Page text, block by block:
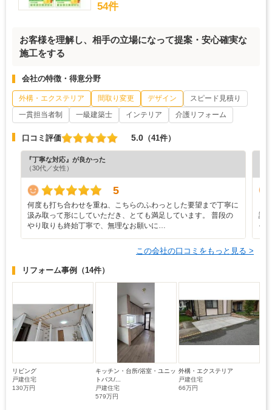
54件
お客様を理解し、相手の立場になって提案・安心確実な
施工をする
会社の特徴・得意分野
外構・エクステリア 間取り変更 デザイン
スピード見積り
一貫担当者制
一級建築士 インテリア 介護リフォーム
口コミ評価 5.0 （41件）
『丁寧な対応』が良かった
（30代／女性）
5
何度も打ち合わせを重ね、こちらのふわっとした要望まで丁寧に
汲み取って形にしていただき、とても満足しています。 普段の
やり取りも終始丁寧で、無理なお願いに…
謝
そ
この会社の口コミをもっと見る >
リフォーム事例 （14件）
リビング
戸建住宅
130万円
キッチン・台所/浴室・ユニッ
トバス/...
戸建住宅
579万円
外構・エクステリア
戸建住宅
66万円